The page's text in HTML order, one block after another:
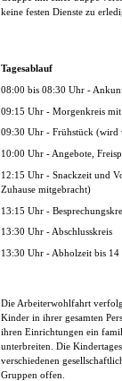
keine festen Dienste zu
Tagesablauf
08:00 bis 08:30 Uhr -
09:15 Uhr - Morgenkreis mit
09:30 Uhr - Frühstück (wird
10:00 Uhr - Angebote,
12:15 Uhr - Snackzeit und
Zuhause mitgebracht)
13:15 Uhr -
13:30 Uhr - Abschlusskreis
13:30 Uhr - Abholzeit bis 14
Die Arbeiterwohlfahrt
Kinder in ihrer gesamten
ihren Einrichtungen ein
unterbreiten. Die
verschiedenen
Gruppen offen.